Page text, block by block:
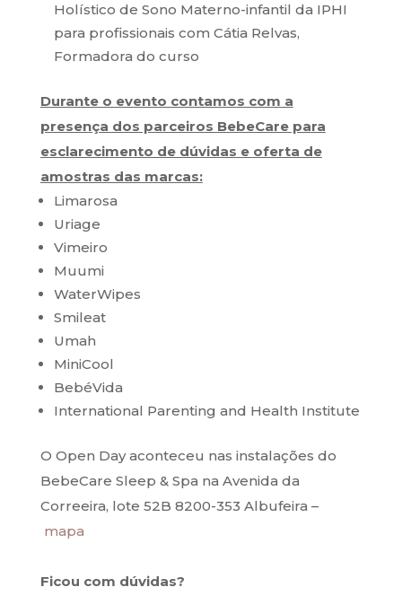
Holístico de Sono Materno-infantil da IPHI
para profissionais com Cátia Relvas,
Formadora do curso
Durante o evento contamos com a
presença dos parceiros BebeCare para
esclarecimento de dúvidas e oferta de
amostras das marcas:
Limarosa
Uriage
Vimeiro
Muumi
WaterWipes
Smileat
Umah
MiniCool
BebéVida
International Parenting and Health Institute
O Open Day aconteceu nas instalações do
BebeCare Sleep & Spa na Avenida da
Correeira, lote 52B 8200-353 Albufeira –
mapa
Ficou com dúvidas?